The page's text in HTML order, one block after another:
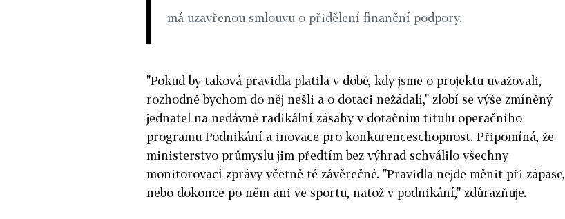
má uzavřenou smlouvu o přidělení finanční podpory.
"Pokud by taková pravidla platila v době, kdy jsme o projektu uvažovali,
rozhodně bychom do něj nešli a o dotaci nežádali," zlobí se výše zmíněný
jednatel na nedávné radikální zásahy v dotačním titulu operačního
programu Podnikání a inovace pro konkurenceschopnost. Připomíná, že
ministerstvo průmyslu jim předtím bez výhrad schválilo všechny
monitorovací zprávy včetně té závěrečné. "Pravidla nejde měnit při zápase,
nebo dokonce po něm ani ve sportu, natož v podnikání," zdůrazňuje.